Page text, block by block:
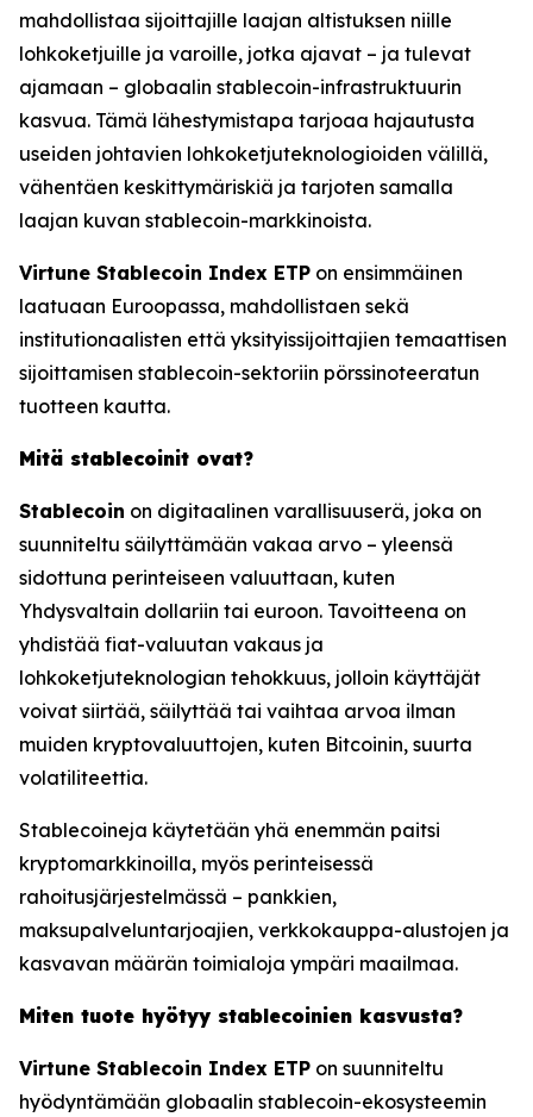
mahdollistaa sijoittajille laajan altistuksen niille
lohkoketjuille ja varoille, jotka ajavat – ja tulevat
ajamaan – globaalin stablecoin-infrastruktuurin
kasvua. Tämä lähestymistapa tarjoaa hajautusta
useiden johtavien lohkoketjuteknologioiden välillä,
vähentäen keskittymäriskiä ja tarjoten samalla
laajan kuvan stablecoin-markkinoista.
Virtune Stablecoin Index ETP on ensimmäinen
laatuaan Euroopassa, mahdollistaen sekä
institutionaalisten että yksityissijoittajien temaattisen
sijoittamisen stablecoin-sektoriin pörssinoteeratun
tuotteen kautta.
Mitä stablecoinit ovat?
Stablecoin on digitaalinen varallisuuserä, joka on
suunniteltu säilyttämään vakaa arvo – yleensä
sidottuna perinteiseen valuuttaan, kuten
Yhdysvaltain dollariin tai euroon. Tavoitteena on
yhdistää fiat-valuutan vakaus ja
lohkoketjuteknologian tehokkuus, jolloin käyttäjät
voivat siirtää, säilyttää tai vaihtaa arvoa ilman
muiden kryptovaluuttojen, kuten Bitcoinin, suurta
volatiliteettia.
Stablecoineja käytetään yhä enemmän paitsi
kryptomarkkinoilla, myös perinteisessä
rahoitusjärjestelmässä – pankkien,
maksupalveluntarjoajien, verkkokauppa-alustojen ja
kasvavan määrän toimialoja ympäri maailmaa.
Miten tuote hyötyy stablecoinien kasvusta?
Virtune Stablecoin Index ETP on suunniteltu
hyödyntämään globaalin stablecoin-ekosysteemin